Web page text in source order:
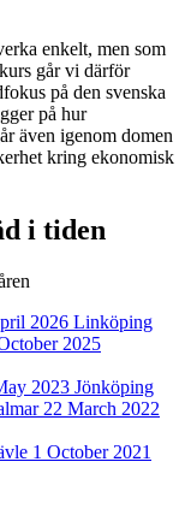
enkelt, men som
går vi därför
på den svenska
på hur
även igenom domen
kring ekonomisk
i tiden
2026 Linköping
2025
2023 Jönköping
22 March 2022
1 October 2021